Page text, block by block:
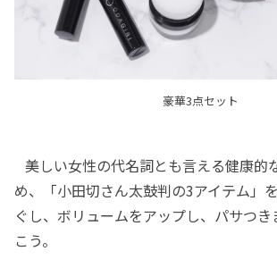
豪華3点セット
美しい女性の代名詞とも言える健康的
め、「小田切さん太鼓判の3アイテム」
ぐし、ボリュームをアップし、パサつ
こう。